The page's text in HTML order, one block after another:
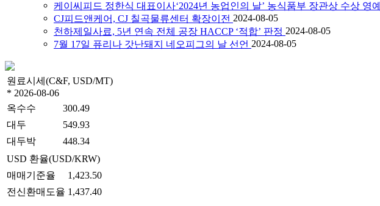
케이씨피드 정한식 대표이사‘2024년 농업인의 날’ 농식품부 장관상 수상 영예
CJ피드앤케어, CJ 칠곡물류센터 확장이전 2024-08-05
천하제일사료, 5년 연속 전체 공장 HACCP ‘적합’ 판정 2024-08-05
7월 17일 퓨리나 갓난돼지 네오피그의 날 선언 2024-08-05
원료시세(C&F, USD/MT)
* 2026-08-06
옥수수
300.49
대두
549.93
대두박
448.34
USD 환율(USD/KRW)
매매기준율
1,423.50
전신환매도율 1,437.40